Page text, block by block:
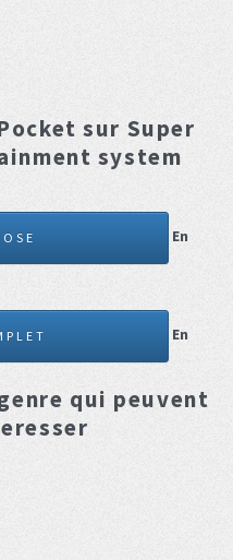
sur Super
system
En
En
qui peuvent